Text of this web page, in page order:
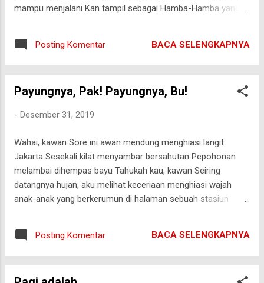
mampu menjalani Kan tampil sebagai Hamba-Hamba yang di
konsonan P Sesiapa yang tidak mampu menjalani Ia kan
menuai konsekuansi Semoga diri ini senantiasa selamat
dalam menghadapi pujian maupun ujian GNWN/03012020
Posting Komentar BACA SELENGKAPNYA
Payungnya, Pak! Payungnya, Bu!
- Desember 31, 2019
Wahai, kawan Sore ini awan mendung menghiasi langit
Jakarta Sesekali kilat menyambar bersahutan Pepohonan
melambai dihempas bayu Tahukah kau, kawan Seiring
datangnya hujan, aku melihat keceriaan menghiasi wajah
anak-anak yang berkerumun di halaman sebuah stasiun
bercerita kepadamu, kawan Tentang masa kecilku yang mirip
dengan mereka Ceria di kala hujan tiba Karena
Posting Komentar BACA SELENGKAPNYA